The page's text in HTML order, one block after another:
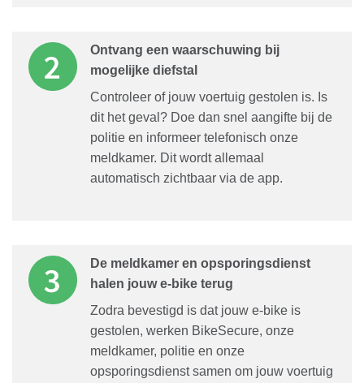
Ontvang een waarschuwing bij
mogelijke diefstal
Controleer of jouw voertuig gestolen is. Is
dit het geval? Doe dan snel aangifte bij de
politie en informeer telefonisch onze
meldkamer. Dit wordt allemaal
automatisch zichtbaar via de app.
De meldkamer en opsporingsdienst
halen jouw e-bike terug
Zodra bevestigd is dat jouw e-bike is
gestolen, werken BikeSecure, onze
meldkamer, politie en onze
opsporingsdienst samen om jouw voertuig